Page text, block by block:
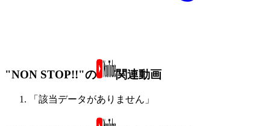
"NON STOP!!"の 関連動画
「該当データがありません」